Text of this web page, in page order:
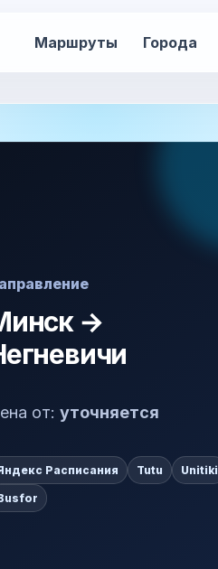
Маршруты Города
→
от: уточняется
Расписания Tutu Unitiki